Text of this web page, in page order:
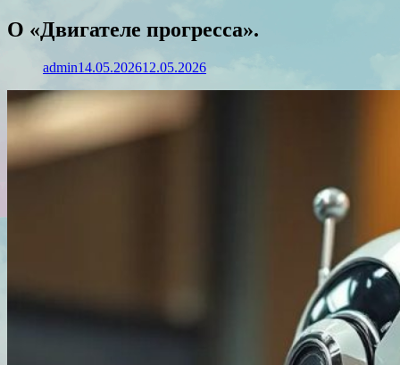
О «Двигателе прогресса».
admin14.05.202612.05.2026